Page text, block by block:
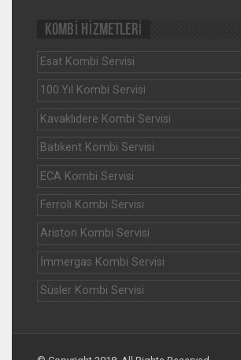
KOMBİ HİZMETLERİ
Esat Kombi Servisi
100.Yıl Kombi Servisi
Kavaklıdere Kombi Servisi
Batıkent Kombi Servisi
ECA Kombi Servisi
Ferroli Kombi Servisi
Ariston Kombi Servisi
İmmergas Kombi Servisi
Süsler Kombi Servisi